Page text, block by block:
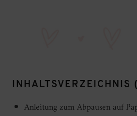
INHALTSVERZEICHNIS
Anleitung zum Abpausen auf